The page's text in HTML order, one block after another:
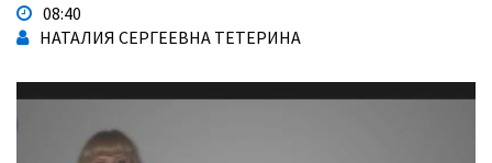
08:40
НАТАЛИЯ СЕРГЕЕВНА ТЕТЕРИНА